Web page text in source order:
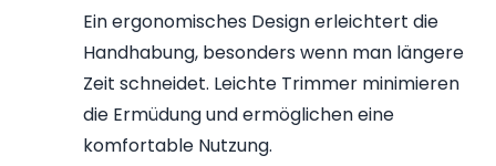
Ein ergonomisches Design erleichtert die
Handhabung, besonders wenn man längere
Zeit schneidet. Leichte Trimmer minimieren
die Ermüdung und ermöglichen eine
komfortable Nutzung.